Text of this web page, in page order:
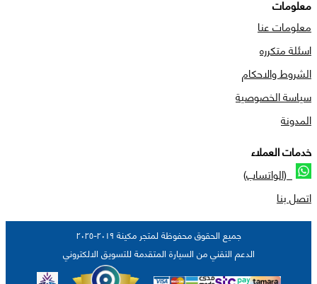
معلومات
معلومات عنا
اسئلة متكرره
الشروط والاحكام
سياسة الخصوصية
المدونة
خدمات العملاء
(الواتساب)
اتصل بنا
جميع الحقوق محفوظة لمتجر مكينة ٢٠١٩-٢٠٢٥
الدعم التقني من السيارة المتقدمة للتسويق الالكتروني